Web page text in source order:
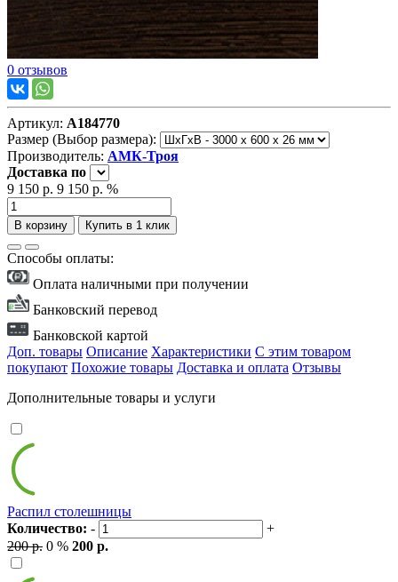
0 отзывов
Артикул: А184770
Размер (Выбор размера):
Производитель: АМК-Троя
Доставка по
9 150 р. 9 150 р. %
В корзину Купить в 1 клик
Способы оплаты:
Оплата наличными при получении
Банковский перевод
Банковской картой
Доп. товары Описание Характеристики С этим товаром
покупают Похожие товары Доставка и оплата Отзывы
Дополнительные товары и услуги
Распил столешницы
Количество: -
+
200 р. 0 % 200 р.